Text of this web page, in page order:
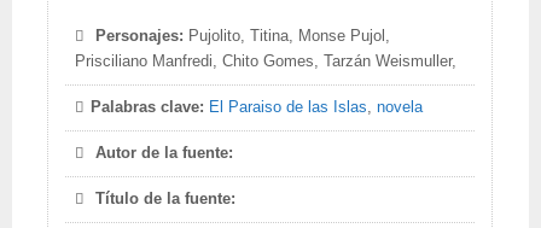
Personajes: Pujolito, Titina, Monse Pujol,
Prisciliano Manfredi, Chito Gomes, Tarzán Weismuller,
Palabras clave: El Paraiso de las Islas,novela
Autor de la fuente:
Título de la fuente: